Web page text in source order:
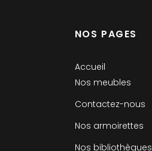
NOS PAGES
Accueil
Nos meubles
Contactez-nous
Nos armoirettes
Nos bibliothèques